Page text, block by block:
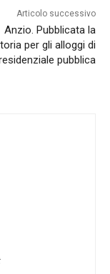
Articolo successivo
Anzio. Pubblicata la
per gli alloggi di
pubblica